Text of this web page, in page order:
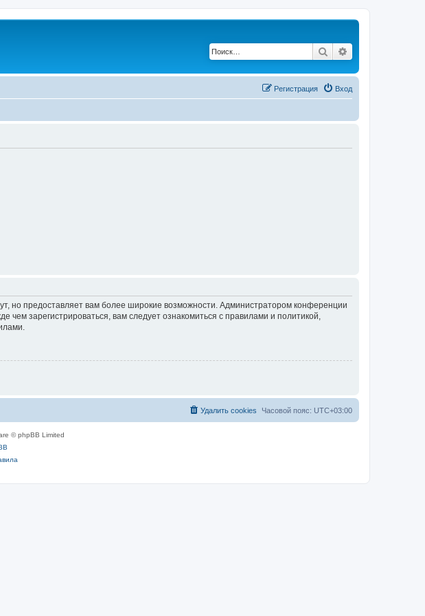
Поиск
Вход
Регистрация
но предоставляет вам более широкие возможности. Администратором конференции
зарегистрироваться, вам следует ознакомиться с правилами и политикой,
Часовой пояс: UTC+03:00
Удалить cookies
© phpBB Limited